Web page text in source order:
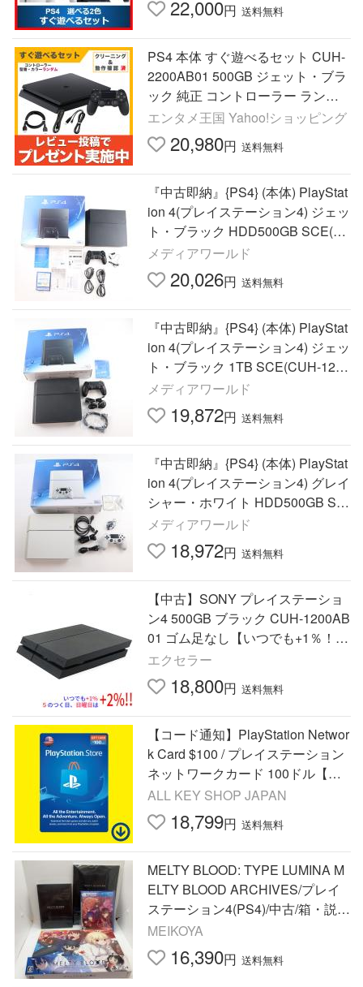
22,000円 送料無料
PS4 本体 すぐ遊べるセット CUH-
2200AB01 500GB ジェット・ブラ
ック 純正 コントローラー ランダ
ム プレステ4 PlayStation4 SONY
ソニー 中古
エンタメ王国 Yahoo!ショッピング
20,980円 送料無料
『中古即納』{PS4} (本体) PlayStat
ion 4(プレイステーション4) ジェッ
ト・ブラック HDD500GB SCE(C
UH-1200AB01)(20150625)
メディアワールド
20,026円 送料無料
『中古即納』{PS4} (本体) PlayStat
ion 4(プレイステーション4) ジェッ
ト・ブラック 1TB SCE(CUH-1200
BB01)(20151203)
メディアワールド
19,872円 送料無料
『中古即納』{PS4} (本体) PlayStat
ion 4(プレイステーション4) グレイ
シャー・ホワイト HDD500GB SC
E(CUH-1200AB02)(20150625)
メディアワールド
18,972円 送料無料
【中古】SONY プレイステーショ
ン4 500GB ブラック CUH-1200AB
01 ゴム足なし【いつでも+1％！5
のつく日と日曜日は+2%！】 爆
買
エクセラー
18,800円 送料無料
【コード通知】PlayStation Networ
k Card $100 / プレイステーション
ネットワークカード 100ドル【北
米版 PSN】
ALL KEY SHOP JAPAN
18,799円 送料無料
MELTY BLOOD: TYPE LUMINA M
ELTY BLOOD ARCHIVES/プレイ
ステーション4(PS4)/中古/箱・説明
書あり
MEIKOYA
16,390円 送料無料